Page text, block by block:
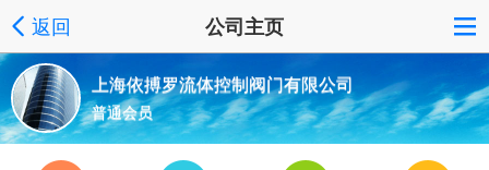
返回 公司主页
上海依搏罗流体控制阀门有限公司
普通会员